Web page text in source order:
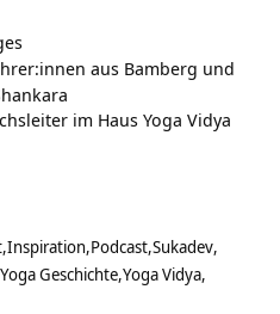
aus Bamberg und
im Haus Yoga Vidya
Inspiration Podcast Sukadev
Yoga Geschichte Yoga Vidya